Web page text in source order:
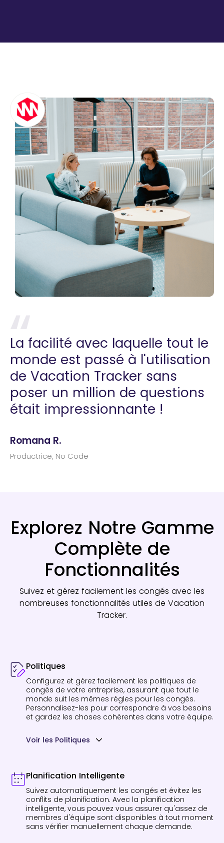
La facilité avec laquelle tout le
monde est passé à l'utilisation
de Vacation Tracker sans
poser un million de questions
était impressionnante !
Romana R.
Productrice, No Code
Explorez Notre Gamme
Complète de
Fonctionnalités
Suivez et gérez facilement les congés avec les
nombreuses fonctionnalités utiles de Vacation
Tracker.
Politiques
Configurez et gérez facilement les politiques de
congés de votre entreprise, assurant que tout le
monde suit les mêmes règles pour les congés.
Personnalisez-les pour correspondre à vos besoins
et gardez les choses cohérentes dans votre équipe.
Voir les Politiques
Planification Intelligente
Suivez automatiquement les congés et évitez les
conflits de planification. Avec la planification
intelligente, vous pouvez vous assurer qu'assez de
membres d'équipe sont disponibles à tout moment
sans vérifier manuellement chaque demande.